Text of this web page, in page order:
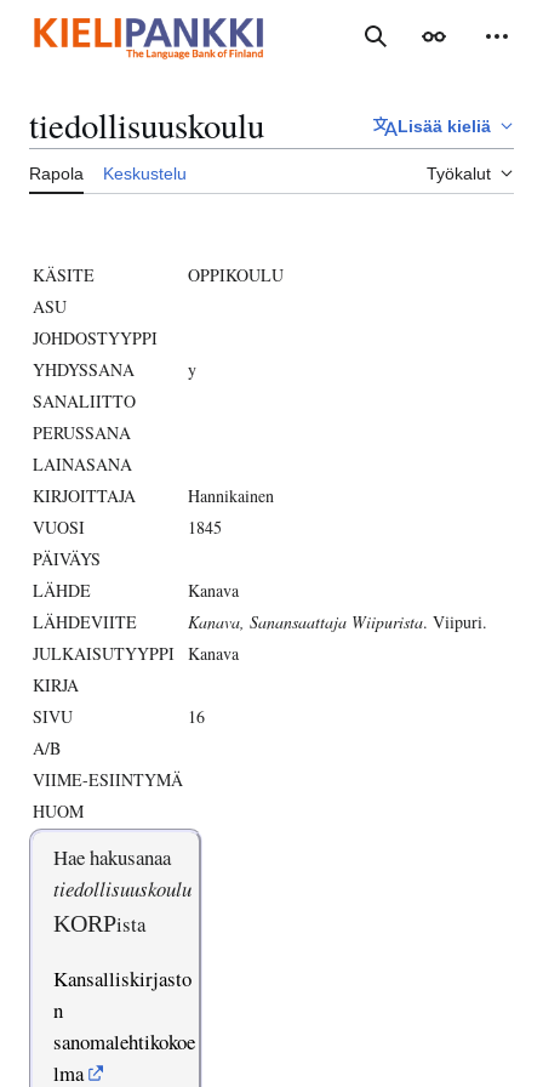
sisältöön
Haku Ulkoasu
tiedollisuuskoulu Lisää kieliä
Rapola Keskustelu Työkalut
KÄSITE
OPPIKOULU
ASU
JOHDOSTYYPPI
YHDYSSANA
y
SANALIITTO
PERUSSANA
LAINASANA
KIRJOITTAJA
Hannikainen
VUOSI
1845
PÄIVÄYS
LÄHDE
Kanava
LÄHDEVIITE
Kanava, Sanansaattaja Wiipurista. Viipuri.
JULKAISUTYYPPI Kanava
KIRJA
SIVU
16
A/B
VIIME-ESIINTYMÄ
HUOM
Hae hakusanaa
tiedollisuuskoulu
KORPista
Kansalliskirjasto
n
sanomalehtikokoe
lma